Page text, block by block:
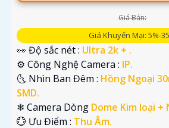
Giá Bán:
Giá Khuyến Mại: 5%-
👀 Độ sắc nét : Ultra 2k + .
⚙ Công Nghệ Camera : IP.
🌜 Nhìn Ban Đêm : Hồng Ngoại
SMD.
❄ Camera Dòng Dome Kim loại +
️💮 Ưu Điểm : Thu Âm.